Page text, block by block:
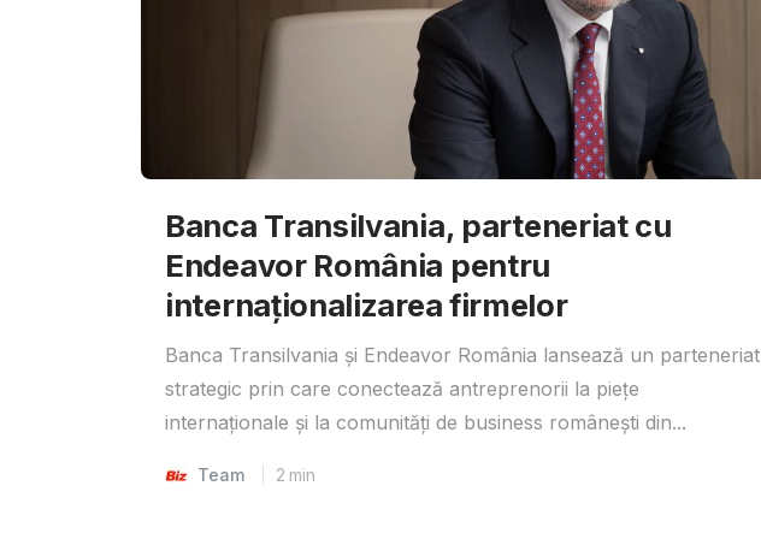
Banca Transilvania, parteneriat cu
Endeavor România pentru
internaționalizarea firmelor
Banca Transilvania și Endeavor România lansează un parteneriat
strategic prin care conectează antreprenorii la piețe
internaționale și la comunități de business românești din...
Team 2 min